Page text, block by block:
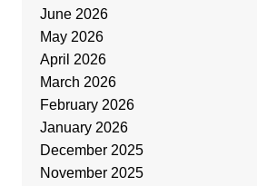
June 2026
May 2026
April 2026
March 2026
February 2026
January 2026
December 2025
November 2025